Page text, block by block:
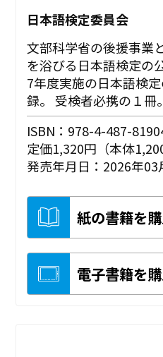
日本語検定委員会
文部科学省の後援事業
を浴びる日本語検定の
7年度実施の日本語検
録。 受検者必携の１冊。
ISBN：978-4-487-
定価1,320円（本体
発売年月日：2026年03
紙の書籍を
電子書籍を